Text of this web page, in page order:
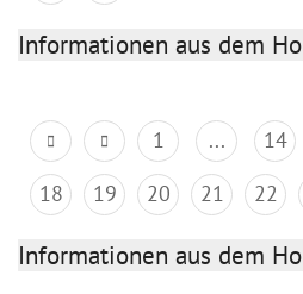
Informationen aus dem
1 ... 14
18
19 20 21 22
Informationen aus dem